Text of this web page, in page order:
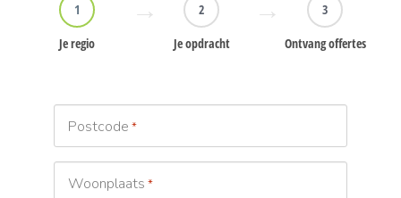
1
Je regio
2
Je opdracht
3
Ontvang offertes
Postcode *
Woonplaats *